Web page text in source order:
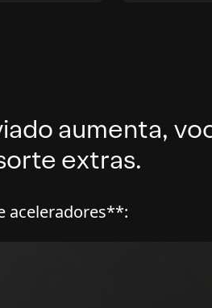
aumenta,
extras.
aceleradores**: